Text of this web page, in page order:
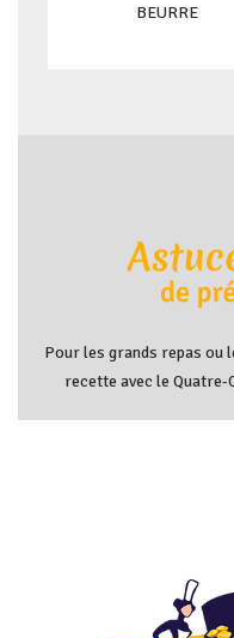
BEURRE
Pour les grands repas ou
recette avec le